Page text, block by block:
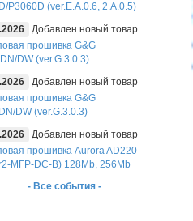
P3060D (ver.E.A.0.6, 2.A.0.5)
Добавлен новый товар
прошивка G&G
DW (ver.G.3.0.3)
Добавлен новый товар
прошивка G&G
DW (ver.G.3.0.3)
Добавлен новый товар
прошивка Aurora AD220
MFP-DC-B) 128Mb, 256Mb
- Все события -